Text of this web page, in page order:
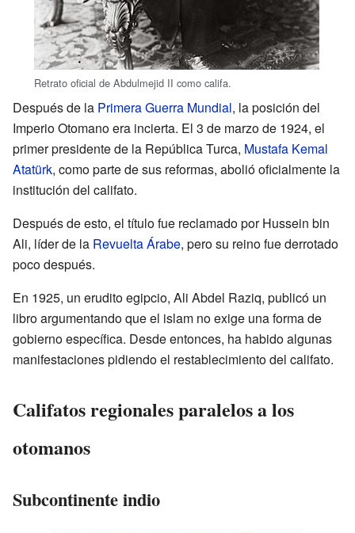
Retrato oficial de Abdulmejid II como califa.
Después de la Primera Guerra Mundial, la posición del
Imperio Otomano era incierta. El 3 de marzo de 1924, el
primer presidente de la República Turca, Mustafa Kemal
Atatürk, como parte de sus reformas, abolió oficialmente la
institución del califato.
Después de esto, el título fue reclamado por Hussein bin
Ali, líder de la Revuelta Árabe, pero su reino fue derrotado
poco después.
En 1925, un erudito egipcio, Ali Abdel Raziq, publicó un
libro argumentando que el islam no exige una forma de
gobierno específica. Desde entonces, ha habido algunas
manifestaciones pidiendo el restablecimiento del califato.
Califatos regionales paralelos a los
otomanos
Subcontinente indio